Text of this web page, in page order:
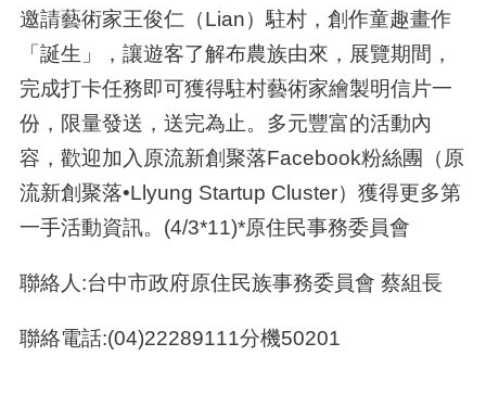
邀請藝術家王俊仁（Lian）駐村，創作童趣畫作
「誕生」，讓遊客了解布農族由來，展覽期間，
完成打卡任務即可獲得駐村藝術家繪製明信片一
份，限量發送，送完為止。多元豐富的活動內
容，歡迎加入原流新創聚落Facebook粉絲團（原
流新創聚落•Llyung Startup Cluster）獲得更多第
一手活動資訊。(4/3*11)*原住民事務委員會
聯絡人:台中市政府原住民族事務委員會 蔡組長
聯絡電話:(04)22289111分機50201